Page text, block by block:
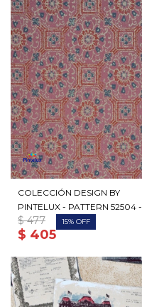
COLECCIÓN DESIGN BY
PINTELUX - PATTERN 52504 -
$ 405
$ 477 15